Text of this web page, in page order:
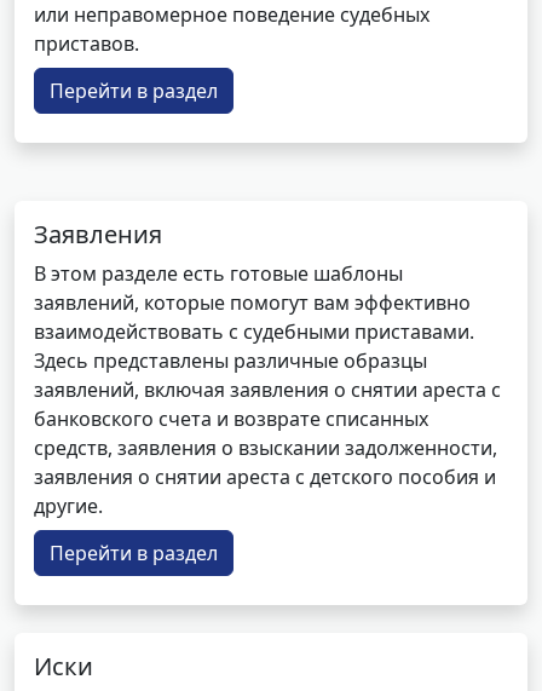
или неправомерное поведение судебных
приставов.
Перейти в раздел
Заявления
В этом разделе есть готовые шаблоны
заявлений, которые помогут вам эффективно
взаимодействовать с судебными приставами.
Здесь представлены различные образцы
заявлений, включая заявления о снятии ареста с
банковского счета и возврате списанных
средств, заявления о взыскании задолженности,
заявления о снятии ареста с детского пособия и
другие.
Перейти в раздел
Иски